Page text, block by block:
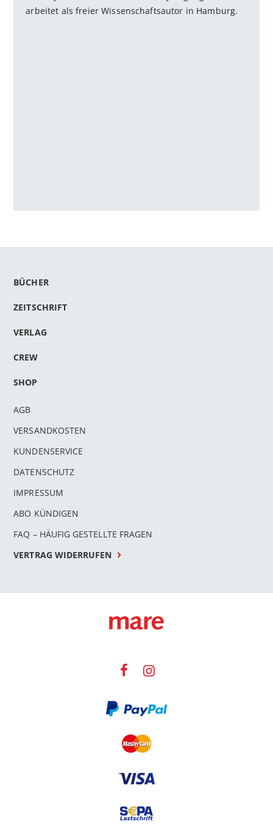
arbeitet als freier Wissenschaftsautor in Hamburg.
BÜCHER
ZEITSCHRIFT
VERLAG
CREW
SHOP
AGB
VERSANDKOSTEN
KUNDENSERVICE
DATENSCHUTZ
IMPRESSUM
ABO KÜNDIGEN
FAQ – HÄUFIG GESTELLTE FRAGEN
VERTRAG WIDERRUFEN